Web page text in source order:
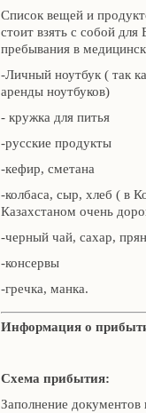
Список вещей и
стоит взять с собой
пребывания в
-Личный ноутбук ( так
аренды ноутбуков)
- кружка для питья
-русские продукты
-кефир, сметана
-колбаса, сыр, хлеб ( в
Казахстаном очень
-черный чай, сахар,
-консервы
-гречка, манка.
Информация о
Схема прибытия:
Заполнение